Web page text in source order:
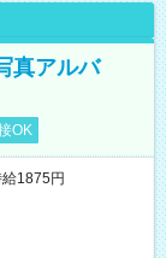
真アルバ
OK
1875円